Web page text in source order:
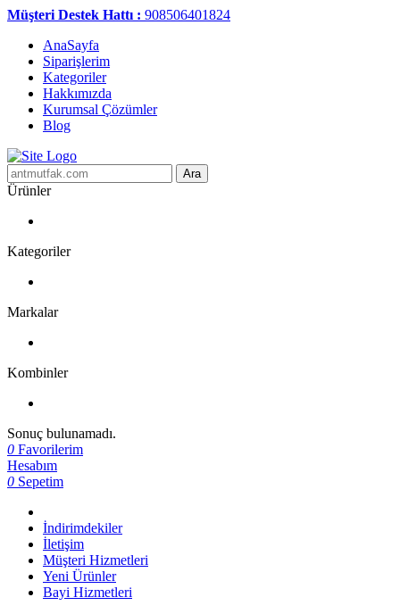
Müşteri Destek Hattı : 908506401824
AnaSayfa
Siparişlerim
Kategoriler
Hakkımızda
Kurumsal Çözümler
Blog
Ara
Ürünler
Kategoriler
Markalar
Kombinler
Sonuç bulunamadı.
0 Favorilerim
Hesabım
0 Sepetim
İndirimdekiler
İletişim
Müşteri Hizmetleri
Yeni Ürünler
Bayi Hizmetleri